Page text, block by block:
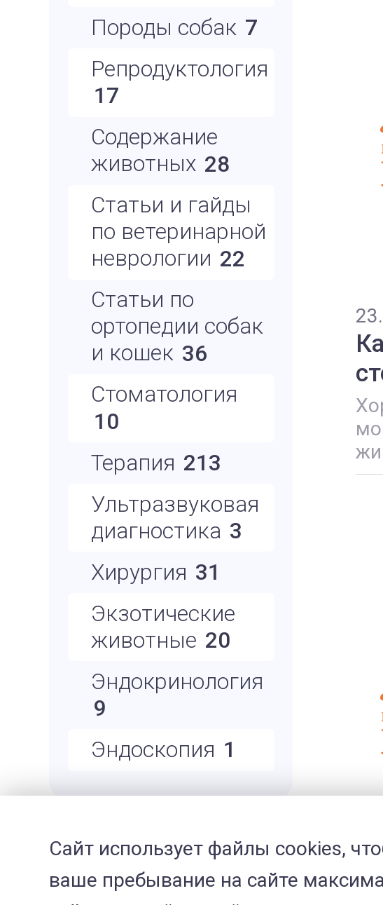
Породы собак 7
Репродуктология
17
Содержание
животных 28
Статьи и гайды
по ветеринарной
неврологии 22
Статьи по
ортопедии собак
и кошек 36
Стоматология
10
Терапия 213
Ультразвуковая
диагностика 3
Хирургия 31
Экзотические
животные 20
Эндокринология
9
Эндоскопия 1
Сайт использует файлы cookies,
ваше пребывание на сайте